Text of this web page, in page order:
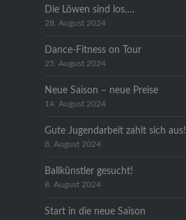
Die Löwen sind los….
28. August 2024
Dance-Fitness on Tour
25. August 2024
Neue Saison – neue Preise
14. August 2024
Gute Jugendarbeit zahlt sich aus!
8. August 2024
Ballkünstler gesucht!
8. August 2024
Start in die neue Saison